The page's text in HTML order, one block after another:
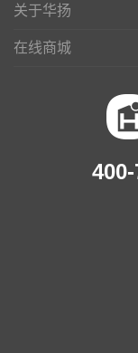
关于华扬
在线商城